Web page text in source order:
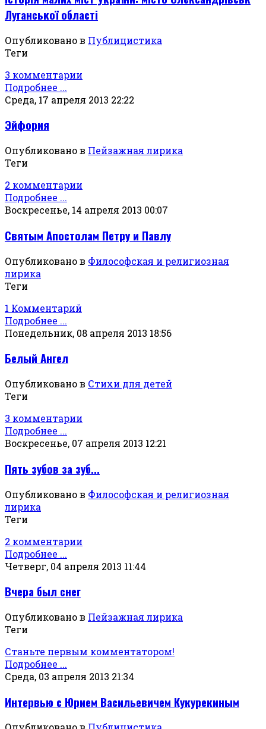
Луганської області
Опубликовано в Публицистика
Теги
3 комментарии
Подробнее ...
Среда, 17 апреля 2013 22:22
Эйфория
Опубликовано в Пейзажная лирика
Теги
2 комментарии
Подробнее ...
Воскресенье, 14 апреля 2013 00:07
Святым Апостолам Петру и Павлу
Опубликовано в Философская и религиозная
лирика
Теги
1 Комментарий
Подробнее ...
Понедельник, 08 апреля 2013 18:56
Белый Ангел
Опубликовано в Стихи для детей
Теги
3 комментарии
Подробнее ...
Воскресенье, 07 апреля 2013 12:21
Пять зубов за зуб...
Опубликовано в Философская и религиозная
лирика
Теги
2 комментарии
Подробнее ...
Четверг, 04 апреля 2013 11:44
Вчера был снег
Опубликовано в Пейзажная лирика
Теги
Станьте первым комментатором!
Подробнее ...
Среда, 03 апреля 2013 21:34
Интервью с Юрием Васильевичем Кукурекиным